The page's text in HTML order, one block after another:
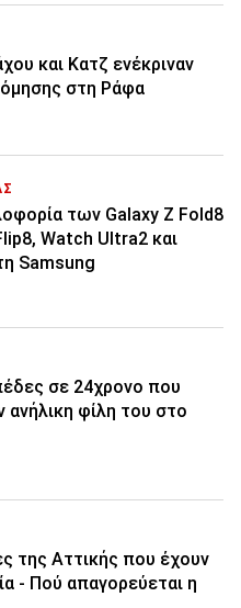
και Κατζ ενέκριναν
στη Ράφα
των Galaxy Z Fold8
Watch Ultra2 και
Samsung
σε 24χρονο που
ανήλικη φίλη του στο
της Αττικής που έχουν
- Πού απαγορεύεται η